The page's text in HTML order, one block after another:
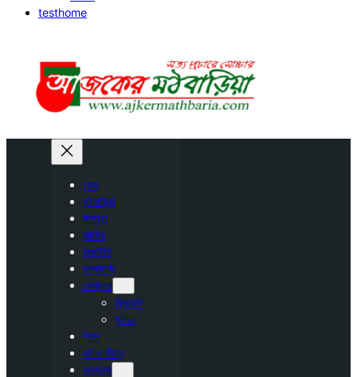
testhome
হোম
মঠবাড়িয়া
উপকূল
জাতীয়
রাজনীতি
দৃশ্যকাব্য
খেলাধুলা
ক্রিকেট
ফুটবল
শিক্ষা
ধর্ম ও জীবন
অন্যান্য